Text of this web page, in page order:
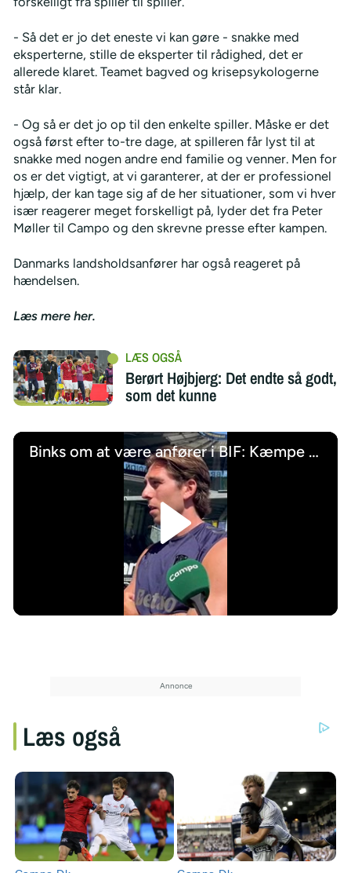
- Så det er jo det eneste vi kan gøre - snakke med
eksperterne, stille de eksperter til rådighed, det er
allerede klaret. Teamet bagved og krisepsykologerne
står klar.
- Og så er det jo op til den enkelte spiller. Måske er det
også først efter to-tre dage, at spilleren får lyst til at
snakke med nogen andre end familie og venner. Men for
os er det vigtigt, at vi garanterer, at der er professionel
hjælp, der kan tage sig af de her situationer, som vi hver
især reagerer meget forskelligt på, lyder det fra Peter
Møller til Campo og den skrevne presse efter kampen.
Danmarks landsholdsanfører har også reageret på
hændelsen.
Læs mere her.
Berørt Højbjerg: Det endte så godt,
som det kunne
Binks om at være anfører i BIF: Kæmpe stort
/